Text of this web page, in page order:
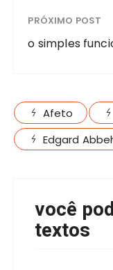
PRÓXIMO POST
o simples
Afeto
Edgard
você
textos